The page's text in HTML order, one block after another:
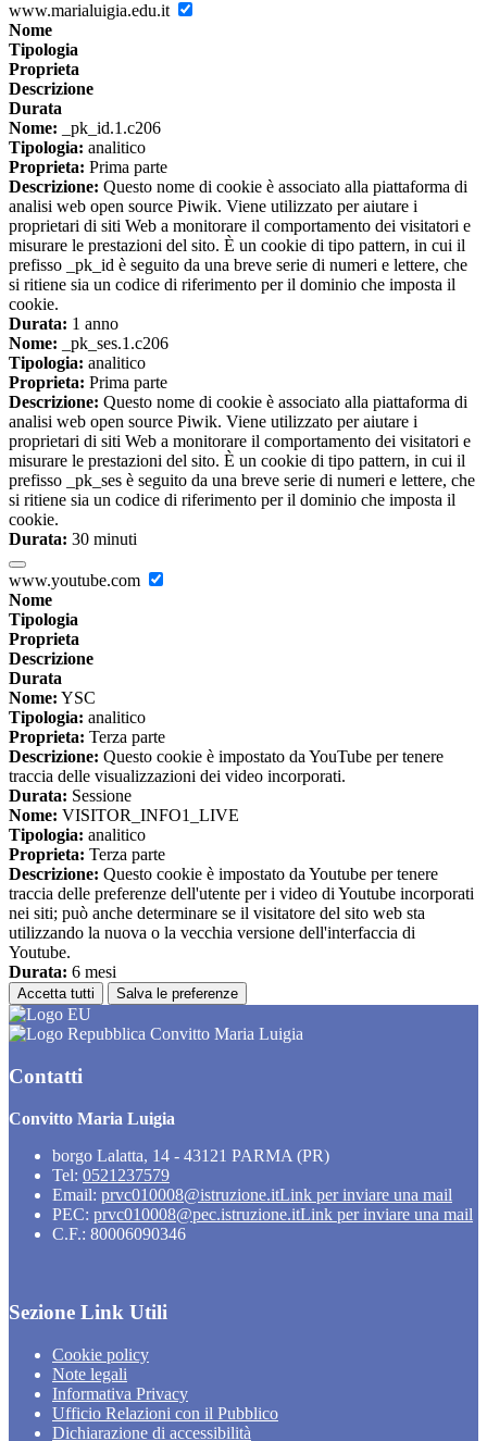
www.marialuigia.edu.it
Nome
Tipologia
Proprieta
Descrizione
Durata
Nome: _pk_id.1.c206
Tipologia: analitico
Proprieta: Prima parte
Descrizione: Questo nome di cookie è associato alla piattaforma di
analisi web open source Piwik. Viene utilizzato per aiutare i
proprietari di siti Web a monitorare il comportamento dei visitatori e
misurare le prestazioni del sito. È un cookie di tipo pattern, in cui il
prefisso _pk_id è seguito da una breve serie di numeri e lettere, che
si ritiene sia un codice di riferimento per il dominio che imposta il
cookie.
Durata: 1 anno
Nome: _pk_ses.1.c206
Tipologia: analitico
Proprieta: Prima parte
Descrizione: Questo nome di cookie è associato alla piattaforma di
analisi web open source Piwik. Viene utilizzato per aiutare i
proprietari di siti Web a monitorare il comportamento dei visitatori e
misurare le prestazioni del sito. È un cookie di tipo pattern, in cui il
prefisso _pk_ses è seguito da una breve serie di numeri e lettere, che
si ritiene sia un codice di riferimento per il dominio che imposta il
cookie.
Durata: 30 minuti
www.youtube.com
Nome
Tipologia
Proprieta
Descrizione
Durata
Nome: YSC
Tipologia: analitico
Proprieta: Terza parte
Descrizione: Questo cookie è impostato da YouTube per tenere
traccia delle visualizzazioni dei video incorporati.
Durata: Sessione
Nome: VISITOR_INFO1_LIVE
Tipologia: analitico
Proprieta: Terza parte
Descrizione: Questo cookie è impostato da Youtube per tenere
traccia delle preferenze dell'utente per i video di Youtube incorporati
nei siti; può anche determinare se il visitatore del sito web sta
utilizzando la nuova o la vecchia versione dell'interfaccia di
Youtube.
Durata: 6 mesi
Accetta tutti Salva le preferenze
Convitto Maria Luigia
Contatti
Convitto Maria Luigia
borgo Lalatta, 14 - 43121 PARMA (PR)
Tel: 0521237579
Email: prvc010008@istruzione.itLink per inviare una mail
PEC: prvc010008@pec.istruzione.itLink per inviare una mail
C.F.: 80006090346
Sezione Link Utili
Cookie policy
Note legali
Informativa Privacy
Ufficio Relazioni con il Pubblico
Dichiarazione di accessibilità